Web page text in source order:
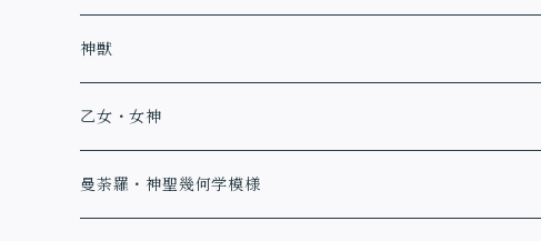
神獣
乙女・女神
曼荼羅・神聖幾何学模様